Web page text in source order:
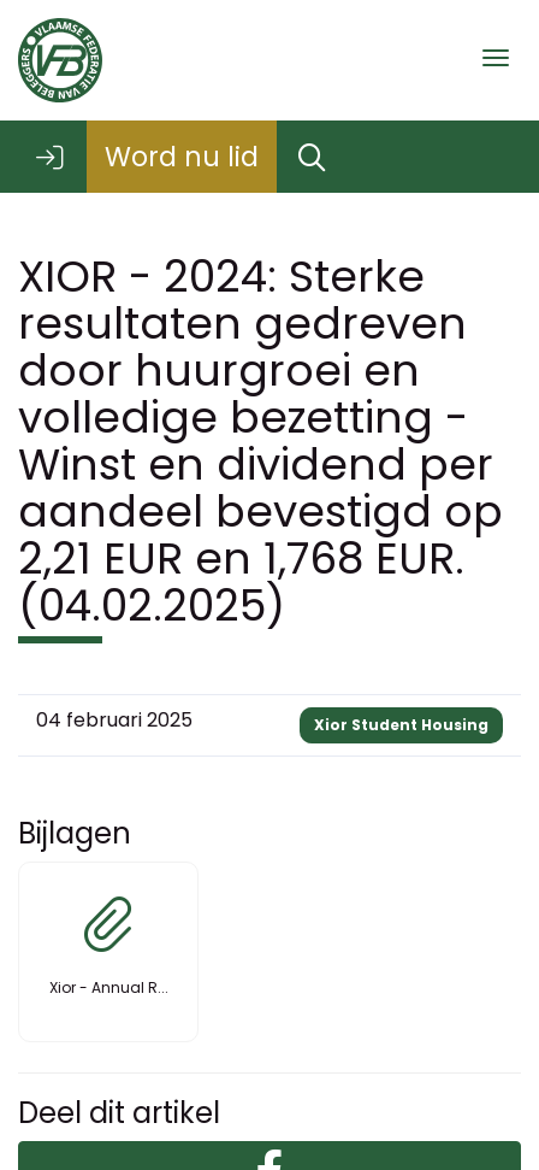
Word nu lid
XIOR - 2024: Sterke
resultaten gedreven
door huurgroei en
volledige bezetting -
Winst en dividend per
aandeel bevestigd op
2,21 EUR en 1,768 EUR.
(04.02.2025)
04 februari 2025 Xior Student Housing
Bijlagen
Xior - Annual R...
Deel dit artikel